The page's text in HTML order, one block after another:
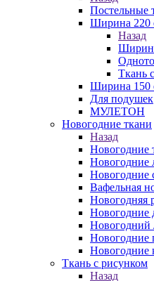
Постельные
Ширина 220
Назад
Ткань
Ширина 150
Для подушек
МУЛЕТОН
Новогодние ткани
Назад
Новогодние
Новогодние
Новогодние
Вафельная
Новогодняя
Новогодние
Новогодний
Новогодние
Новогодние
Ткань с рисунком
Назад